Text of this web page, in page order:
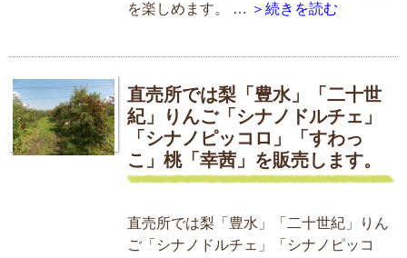
を楽しめます。 … ＞続きを読む
直売所では梨「豊水」「二十世
紀」りんご「シナノドルチェ」
「シナノピッコロ」「すわっ
こ」桃「幸茜」を販売します。
直売所では梨「豊水」「二十世紀」りん
ご「シナノドルチェ」「シナノピッコ